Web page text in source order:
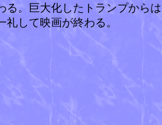
る。巨大化したトランプからは
して映画が終わる。